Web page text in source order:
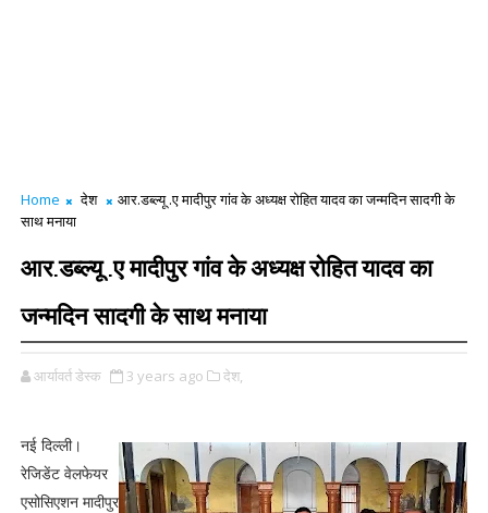
Home देश
आर.डब्ल्यू .ए मादीपुर गांव के अध्यक्ष रोहित यादव का जन्मदिन सादगी के
साथ मनाया
आर.डब्ल्यू .ए मादीपुर गांव के अध्यक्ष रोहित यादव का
जन्मदिन सादगी के साथ मनाया
आर्यावर्त डेस्क 3 years ago देश,
नई दिल्ली।
रेजिडेंट वेलफेयर
एसोसिएशन मादीपुर